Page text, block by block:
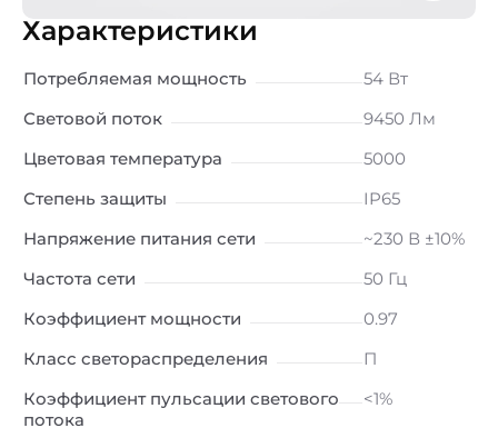
Характеристики
Потребляемая мощность
54 Вт
Световой поток
9450 Лм
Цветовая температура
5000
Степень защиты
IP65
Напряжение питания сети
~230 В ±10%
Частота сети
50 Гц
Коэффициент мощности
0.97
Класс светораспределения
П
Коэффициент пульсации светового
потока
<1%